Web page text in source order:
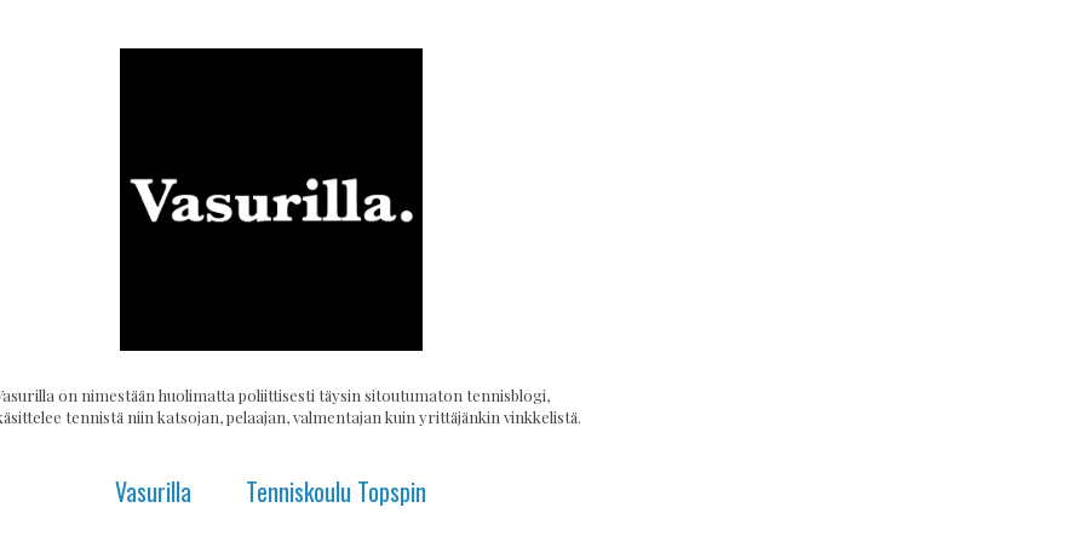
on nimestään huolimatta poliittisesti täysin sitoutumaton tennisblogi,
tennistä niin katsojan, pelaajan, valmentajan kuin yrittäjänkin vinkkelistä.
Vasurilla Tenniskoulu Topspin